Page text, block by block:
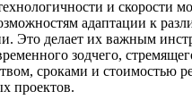
и скорости
адаптации к
Это делает их важным
зодчего,
сроками и стоимостью
проектов.